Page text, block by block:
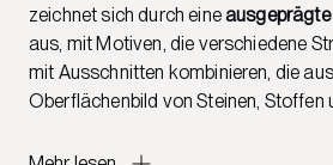
zeichnet sich durch eineausgeprägte
aus, mit Motiven, die verschiedene
mit Ausschnitten kombinieren, die
Oberflächenbild von Steinen, Stoffen